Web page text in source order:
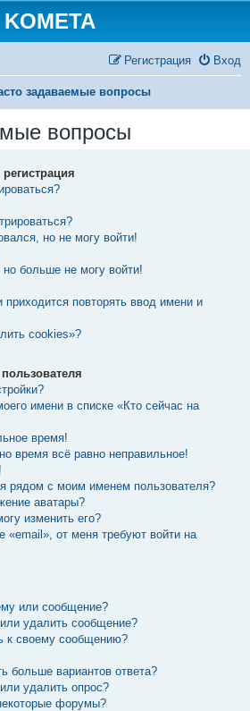
KOMETA
Вход
Регистрация
задаваемые вопросы
вопросы
но не могу войти!
но больше не могу войти!
повторять ввод имени и
cookies»?
имени в списке «Кто сейчас на
время!
время всё равно неправильное!
рядом с моим именем пользователя?
аватары?
изменить его?
«email», от меня требуют войти на
или сообщение?
удалить сообщение?
к своему сообщению?
больше вариантов ответа?
удалить опрос?
форумы?